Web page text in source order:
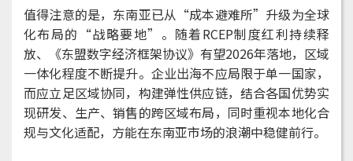
值得注意的是，东南亚已从“成本避难所”升级为全球
化布局的“战略要地”。随着RCEP制度红利持续释
放、《东盟数字经济框架协议》有望2026年落地，区域
一体化程度不断提升。企业出海不应局限于单一国家，
而应立足区域协同，构建弹性供应链，结合各国优势实
现研发、生产、销售的跨区域布局，同时重视本地化合
规与文化适配，方能在东南亚市场的浪潮中稳健前行。